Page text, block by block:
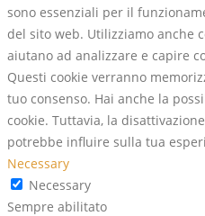
sono essenziali per il
del sito web. Utilizziamo anche
aiutano ad analizzare e capire
Questi cookie verranno
tuo consenso. Hai anche la
cookie. Tuttavia, la
potrebbe influire sulla tua
Necessary
Necessary
Sempre abilitato